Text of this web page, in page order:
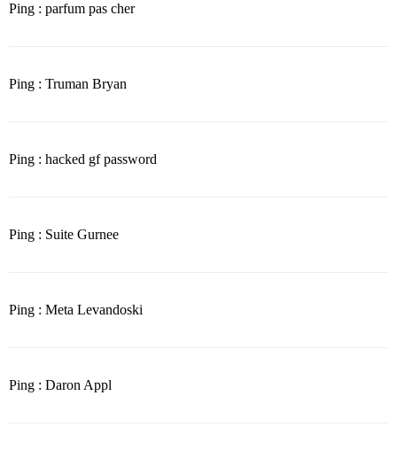
Ping : parfum pas cher
Ping : Truman Bryan
Ping : hacked gf password
Ping : Suite Gurnee
Ping : Meta Levandoski
Ping : Daron Appl